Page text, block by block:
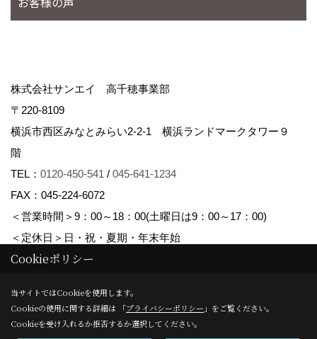
株式会社サンエイ 高千穂事業部
〒220-8109
横浜市西区みなとみらい2-2-1 横浜ランドマークタワー９
階
TEL： 0120-450-541 / 045-641-1234
FAX：045-224-6072
＜営業時間＞9：00～18：00(土曜日は9：00～17：00)
＜定休日＞日・祝・夏期・年末年始
Copyright (c) Sanei corp. All Rights Reserved.
Produced byゴデスクリエイト
Cookieポリシー
当サイトではCookieを使用します。
Cookieの使用に関する詳細は 「プライバシーポリシー 」をご覧ください。
Cookieを受け入れるか拒否するか選択してください。